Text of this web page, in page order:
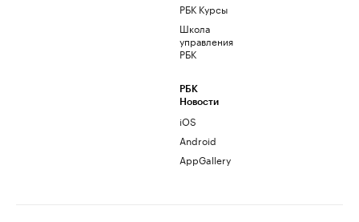
РБК Курсы
Школа
управления
РБК
РБК
Новости
iOS
Android
AppGallery